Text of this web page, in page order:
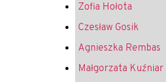
Zofia Hołota
Czesław Gosik
Agnieszka Rembas
Małgorzata Kuźniar